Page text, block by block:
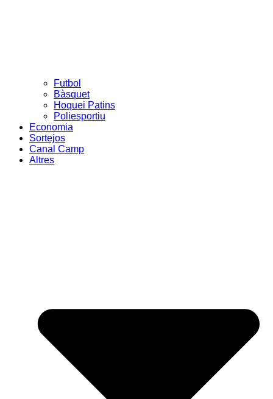
Futbol
Bàsquet
Hoquei Patins
Poliesportiu
Economia
Sortejos
Canal Camp
Altres